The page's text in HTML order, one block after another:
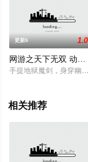
更新6 1.0
网游之天下无双 动态
手提地狱魔剑，身穿幽
相关推荐